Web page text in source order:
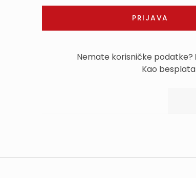
Nemate korisničke podatke?
Kao